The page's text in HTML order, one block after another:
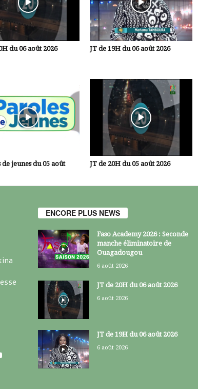
du 06 août 2026 JT de 19H du 06 août 2026
de jeunes du 05 août
JT de 20H du 05 août 2026
ENCORE PLUS NEWS
Faso Academy 2026 : Seconde
manche éliminatoire de
Ouagadougou
6 août 2026
JT de 20H du 06 août 2026
6 août 2026
JT de 19H du 06 août 2026
6 août 2026